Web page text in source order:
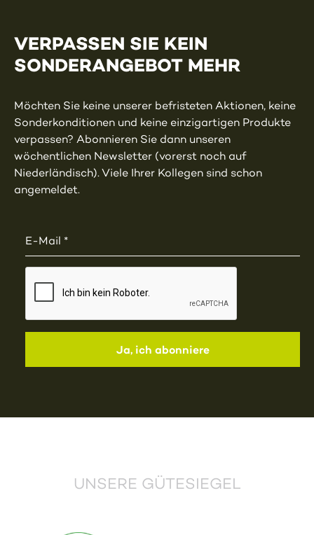
VERPASSEN SIE KEIN
SONDERANGEBOT MEHR
Möchten Sie keine unserer befristeten Aktionen, keine
Sonderkonditionen und keine einzigartigen Produkte
verpassen? Abonnieren Sie dann unseren
wöchentlichen Newsletter (vorerst noch auf
Niederländisch). Viele Ihrer Kollegen sind schon
angemeldet.
UNSERE GÜTESIEGEL